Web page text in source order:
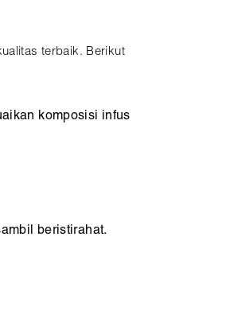
terbaik. Berikut
komposisi infus
beristirahat.